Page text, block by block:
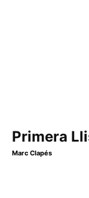
Primera
Marc Clapés